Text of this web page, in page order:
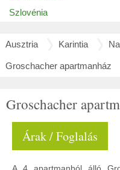
Szlovénia
Ausztria Karintia
Groschacher apartmanház
Groschacher
Árak / Foglalás